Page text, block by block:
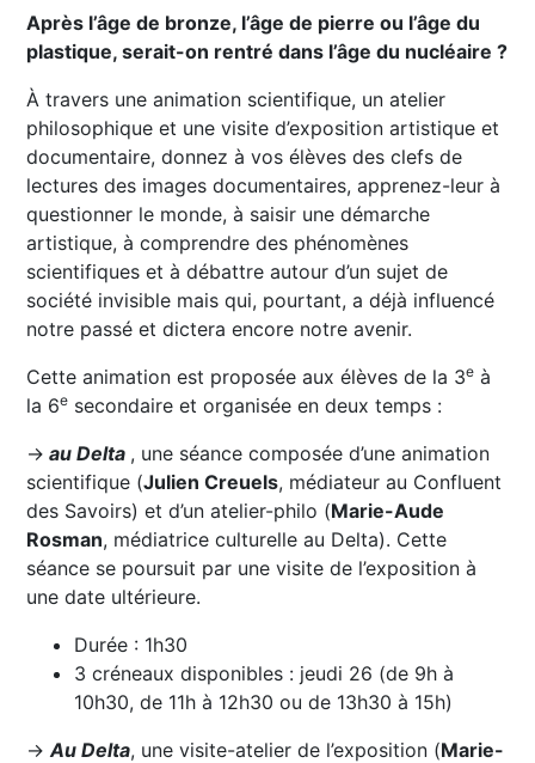
Après l’âge de bronze, l’âge de pierre ou l’âge du
plastique, serait-on rentré dans l’âge du nucléaire ?
À travers une animation scientifique, un atelier
philosophique et une visite d’exposition artistique et
documentaire, donnez à vos élèves des clefs de
lectures des images documentaires, apprenez-leur à
questionner le monde, à saisir une démarche
artistique, à comprendre des phénomènes
scientifiques et à débattre autour d’un sujet de
société invisible mais qui, pourtant, a déjà influencé
notre passé et dictera encore notre avenir.
Cette animation est proposée aux élèves de la 3e à
la 6e secondaire et organisée en deux temps :
→ au Delta , une séance composée d’une animation
scientifique (Julien Creuels, médiateur au Confluent
des Savoirs) et d’un atelier-philo (Marie-Aude
Rosman, médiatrice culturelle au Delta). Cette
séance se poursuit par une visite de l’exposition à
une date ultérieure.
Durée : 1h30
3 créneaux disponibles : jeudi 26 (de 9h à
10h30, de 11h à 12h30 ou de 13h30 à 15h)
→Au Delta, une visite-atelier de l’exposition (Marie-